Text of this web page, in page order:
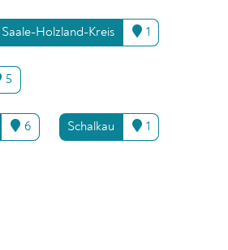
Saale-Holzland-Kreis 1
5
6 Schalkau 1